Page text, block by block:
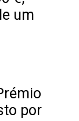
um
por